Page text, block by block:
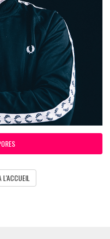
L'ACCUEIL